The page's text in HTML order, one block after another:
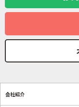
会社紹介